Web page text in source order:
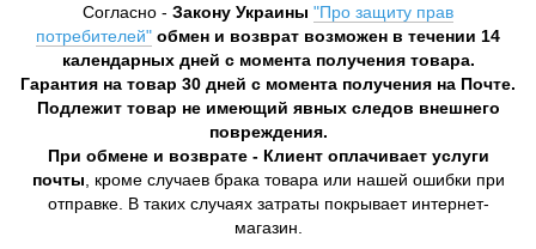
Согласно - Закону Украины "Про защиту прав
потребителей" обмен и возврат возможен в течении 14
календарных дней с момента получения товара.
Гарантия на товар 30 дней с момента получения на Почте.
Подлежит товар не имеющий явных следов внешнего
повреждения.
При обмене и возврате - Клиент оплачивает услуги
почты , кроме случаев брака товара или нашей ошибки при
отправке. В таких случаях затраты покрывает интернет-
магазин.